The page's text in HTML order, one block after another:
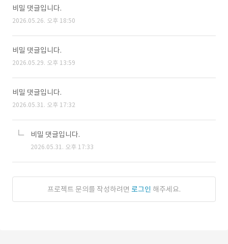
비밀 댓글입니다.
2026.05.26. 오후 18:50
비밀 댓글입니다.
2026.05.29. 오후 13:59
비밀 댓글입니다.
2026.05.31. 오후 17:32
비밀 댓글입니다.
2026.05.31. 오후 17:33
프로젝트 문의를 작성하려면 로그인 해주세요.